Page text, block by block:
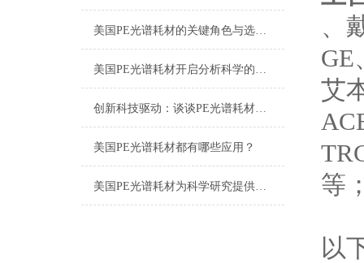
美国PE光谱耗材的关键角色与选择指南
美国PE光谱耗材开启分析科学的新篇章
创新科技驱动：谈谈PE光谱耗材的应用与发展
美国PE光谱耗材都有哪些应用？
美国PE光谱耗材为科学研究提供有效的支持
、
GE
艾
等
以